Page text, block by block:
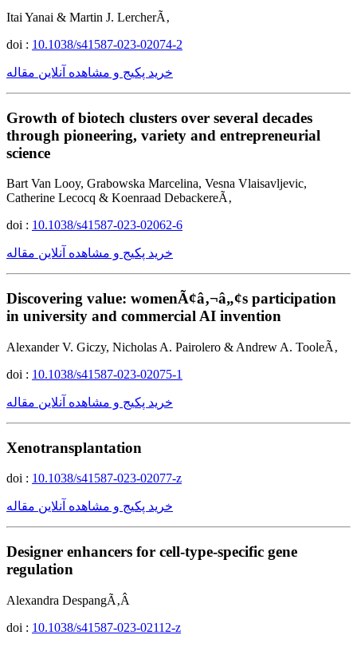
Itai Yanai & Martin J. LercherÃ‚
doi : 10.1038/s41587-023-02074-2
خرید پکیج و مشاهده آنلاین مقاله
Growth of biotech clusters over several decades
through pioneering, variety and entrepreneurial
science
Bart Van Looy, Grabowska Marcelina, Vesna Vlaisavljevic,
Catherine Lecocq & Koenraad DebackereÃ‚
doi : 10.1038/s41587-023-02062-6
خرید پکیج و مشاهده آنلاین مقاله
Discovering value: womenÃ¢â‚¬â„¢s participation
in university and commercial AI invention
Alexander V. Giczy, Nicholas A. Pairolero & Andrew A. TooleÃ‚
doi : 10.1038/s41587-023-02075-1
خرید پکیج و مشاهده آنلاین مقاله
Xenotransplantation
doi : 10.1038/s41587-023-02077-z
خرید پکیج و مشاهده آنلاین مقاله
Designer enhancers for cell-type-specific gene
regulation
Alexandra DespangÃ‚Â
doi : 10.1038/s41587-023-02112-z